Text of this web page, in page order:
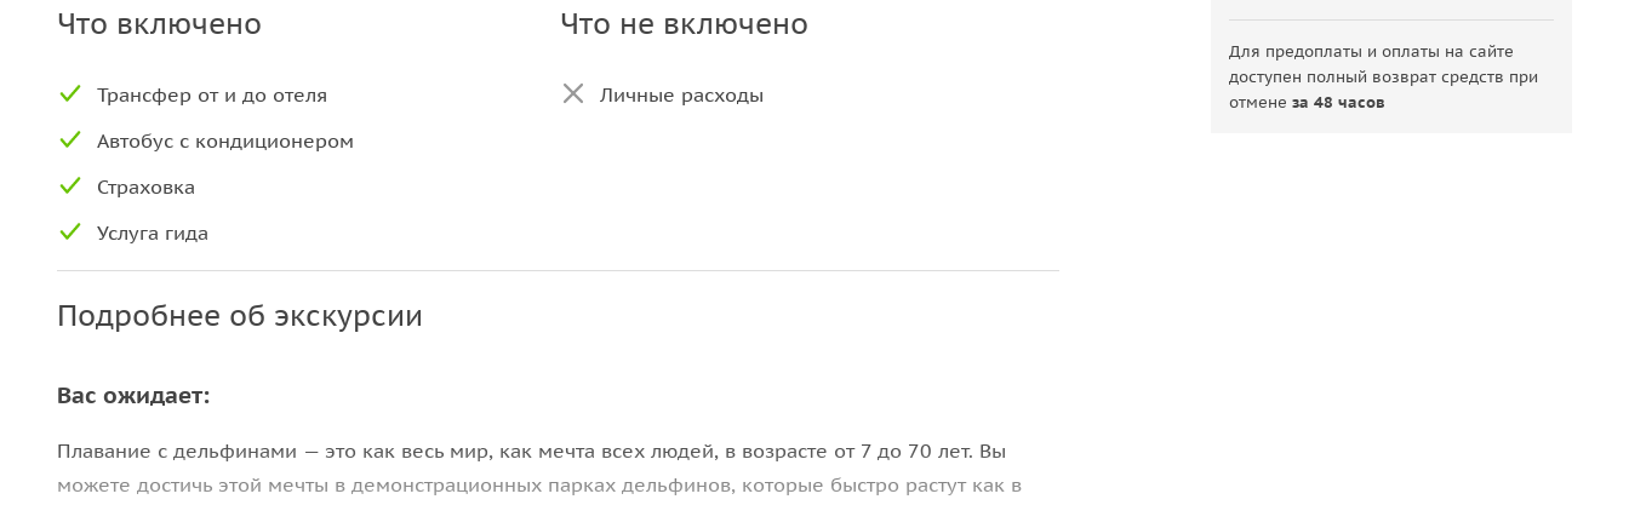
Что включено
Трансфер от и до отеля
Aвтобус с кондиционером
Страховка
Услуга гида
Что не включено
Личные расходы
Подробнее об экскурсии
Вас ожидает:
Плавание с дельфинами — это как весь мир, как мечта всех людей, в возрасте от 7 до 70 лет. Вы
можете достичь этой мечты в демонстрационных парках дельфинов, которые быстро растут как в
Для предоплаты и оплаты на сайте
доступен полный возврат средств при
отменеза 48 часов